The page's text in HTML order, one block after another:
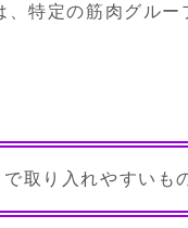
、特定の筋肉グル
取り入れやすいも